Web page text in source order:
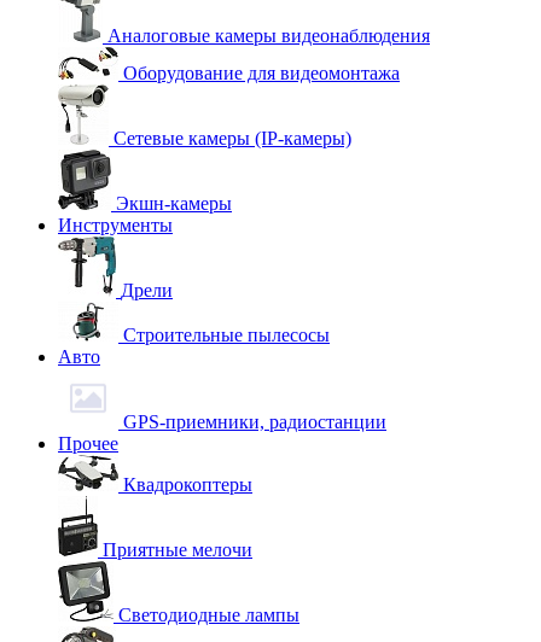
Аналоговые камеры видеонаблюдения
Оборудование для видеомонтажа
Сетевые камеры (IP-камеры)
Экшн-камеры
Инструменты
Дрели
Строительные пылесосы
Авто
GPS-приемники, радиостанции
Прочее
Квадрокоптеры
Приятные мелочи
Светодиодные лампы